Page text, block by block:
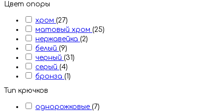
Цвет опоры
хром (27)
матовый хром (25)
нержавейка (2)
белый (9)
черный (31)
серый (4)
бронза (1)
Тип крючков
однорожковые (7)